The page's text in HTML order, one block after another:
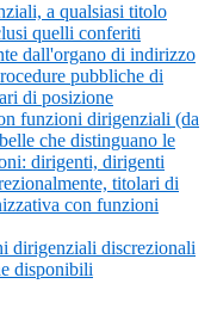
a qualsiasi titolo
quelli conferiti
dall'organo di indirizzo
pubbliche di
di posizione
funzioni dirigenziali (da
che distinguano le
dirigenti, dirigenti
titolari di
con funzioni
dirigenziali discrezionali
disponibili